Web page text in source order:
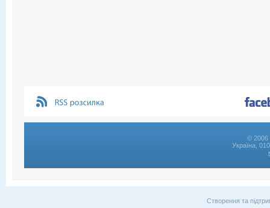
© 2006
Україна,
Створення та